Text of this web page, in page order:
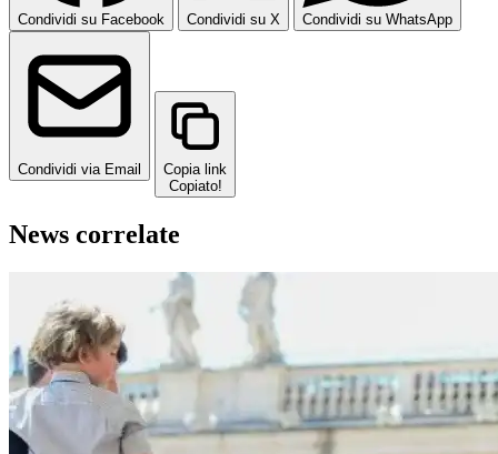
Condividi su Facebook Condividi su X Condividi su WhatsApp
Condividi via Email
Copia link
Copiato!
News correlate